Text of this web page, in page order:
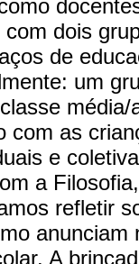
dois
de
um
com as
e
a
refletir
A